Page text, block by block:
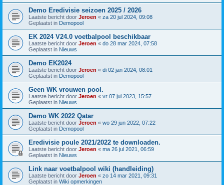
Demo Eredivisie seizoen 2025 / 2026
Laatste bericht door Jeroen « za 20 jul 2024, 09:08
Geplaatst in Demopool
EK 2024 V24.0 voetbalpool beschikbaar
Laatste bericht door Jeroen « do 28 mar 2024, 07:58
Geplaatst in Nieuws
Demo EK2024
Laatste bericht door Jeroen « di 02 jan 2024, 08:01
Geplaatst in Demopool
Geen WK vrouwen pool.
Laatste bericht door Jeroen « vr 07 jul 2023, 15:57
Geplaatst in Nieuws
Demo WK 2022 Qatar
Laatste bericht door Jeroen « wo 29 jun 2022, 07:22
Geplaatst in Demopool
Eredivisie poule 2021/2022 te downloaden.
Laatste bericht door Jeroen « ma 26 jul 2021, 06:59
Geplaatst in Nieuws
Link naar voetbalpool wiki (handleiding)
Laatste bericht door Jeroen « zo 14 mar 2021, 09:31
Geplaatst in Wiki opmerkingen